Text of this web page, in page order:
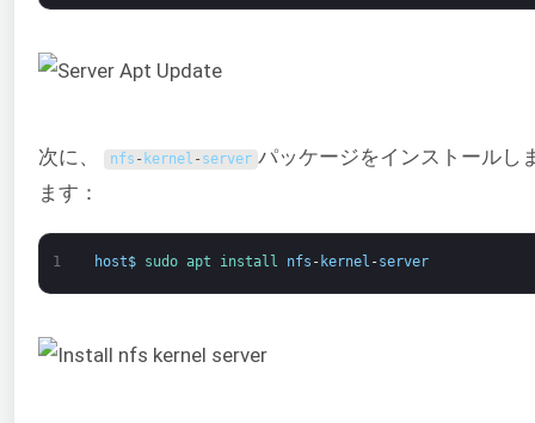
次に、 nfs - kernel - server パッケージをインストールし
ます：
1 host$ sudo apt install nfs - kernel -server